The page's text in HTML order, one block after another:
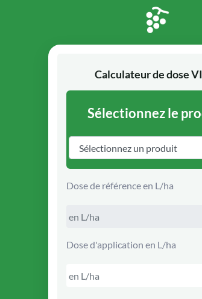
Calculateur de dose
Sélectionnez le
Dose de référence en L/ha
Dose d'application en L/ha